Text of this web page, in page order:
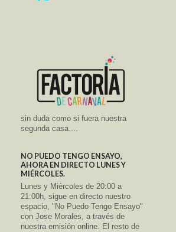
sin duda como si fuera nuestra
segunda casa....
NO PUEDO TENGO ENSAYO,
AHORA EN DIRECTO LUNES Y
MIÉRCOLES.
Lunes y Miércoles de 20:00 a
21:00h, sigue en directo nuestro
espacio, "No Puedo Tengo Ensayo"
con Jose Morales, a través de
nuestra emisión online. El resto de